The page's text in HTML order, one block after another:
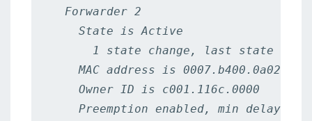
  Forwarder 2
    State is Active
1 state change, last state
MAC address is 0007.b400.0a02
    Owner ID is c001.116c.0000
Preemption enabled, min delay 30